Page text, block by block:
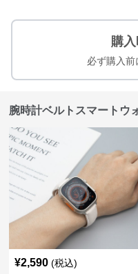
購
必ず購入前
腕時計ベルトスマートウ
¥2,590 (税込)